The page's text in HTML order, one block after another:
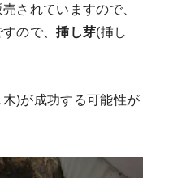
されていますので、
すので、挿し芽(挿し
木)が成功する可能性が